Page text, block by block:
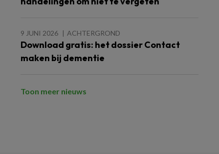
9 JUNI 2026 ACHTERGROND
Download gratis: het dossier Contact
maken bij dementie
Toon meer nieuws